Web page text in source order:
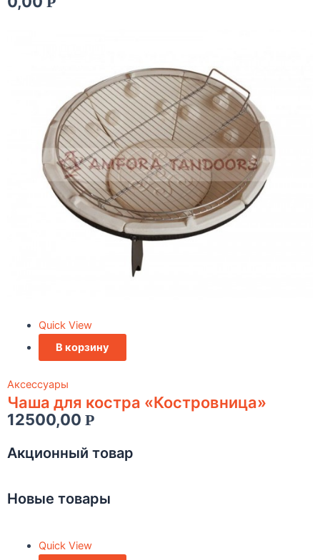
Quick View
В корзину
Аксессуары
Чаша для костра «Костровница»
12500,00 Р
Акционный товар
Новые товары
Quick View